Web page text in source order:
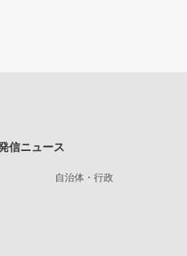
信ニュース
自治体・行政